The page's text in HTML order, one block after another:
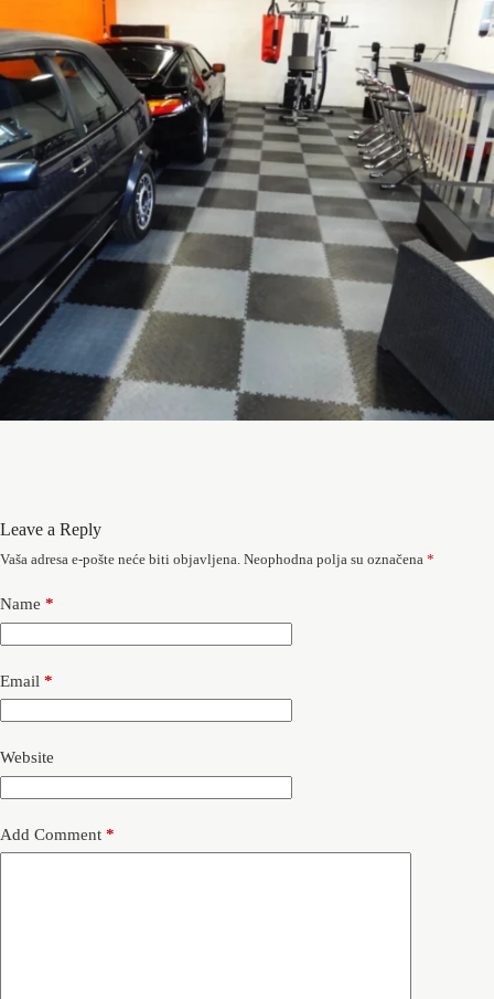
Leave a Reply
Vaša adresa e-pošte neće biti objavljena. Neophodna polja su označena *
Name *
Email *
Website
Add Comment *